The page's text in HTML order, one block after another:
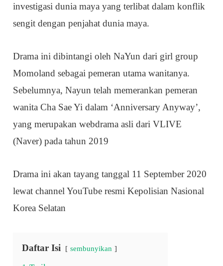
investigasi dunia maya yang terlibat dalam konflik
sengit dengan penjahat dunia maya.
Drama ini dibintangi oleh NaYun dari girl group
Momoland sebagai pemeran utama wanitanya.
Sebelumnya, Nayun telah memerankan pemeran
wanita Cha Sae Yi dalam ‘Anniversary Anyway’,
yang merupakan webdrama asli dari VLIVE
(Naver) pada tahun 2019
Drama ini akan tayang tanggal 11 September 2020
lewat channel YouTube resmi Kepolisian Nasional
Korea Selatan
Daftar Isi sembunyikan